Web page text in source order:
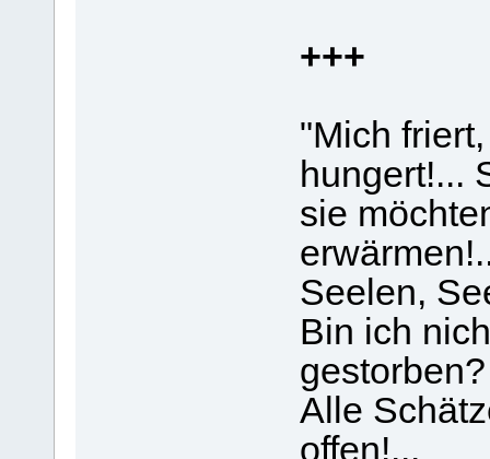
+++
"Mich
hungert!...
sie
Seelen,
Bin ich
gestorben?
Alle
offen!...